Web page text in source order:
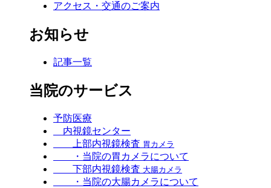
アクセス・交通のご案内
お知らせ
記事一覧
当院のサービス
予防医療
内視鏡センター
上部内視鏡検査 胃カメラ
・当院の胃カメラについて
下部内視鏡検査 大腸カメラ
・当院の大腸カメラについて